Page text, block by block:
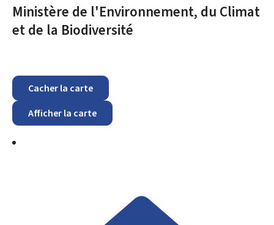
Ministère de l'Environnement, du Climat
et de la Biodiversité
Cacher la carte
Afficher la carte